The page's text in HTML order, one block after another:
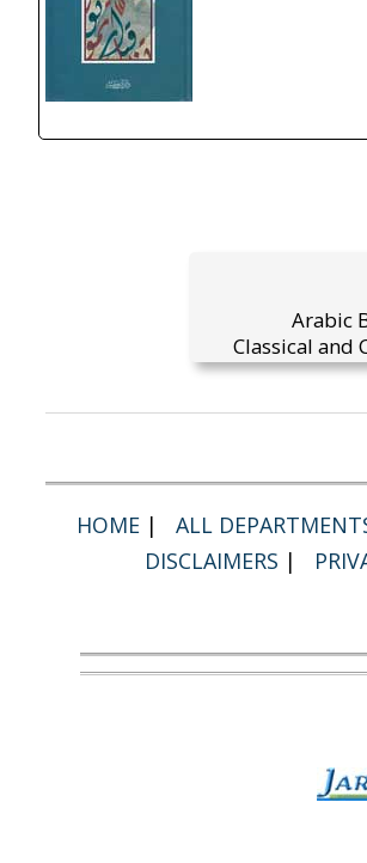
Arabic
Classical and
HOME | ALL
DISCLAIMERS |